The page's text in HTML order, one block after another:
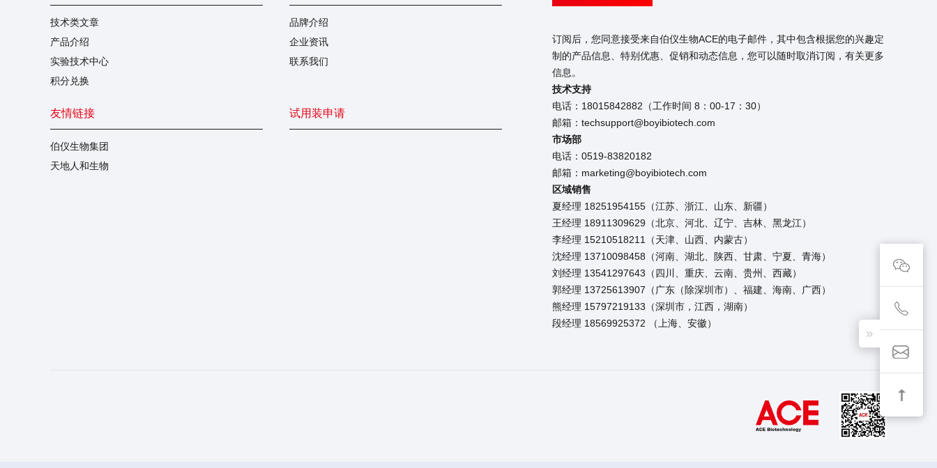
技术类文章
产品介绍
实验技术中心
积分兑换
品牌介绍
企业资讯
联系我们
友情链接
伯仪生物集团
天地人和生物
试用装申请
订阅后，您同意接受来自伯仪生物ACE的电子邮件，其中包含根据您的兴趣定
制的产品信息、特别优惠、促销和动态信息，您可以随时取消订阅，有关更多
信息。
技术支持
电话：18015842882（工作时间 8：00-17：30）
邮箱：techsupport@boyibiotech.com
市场部
电话：0519-83820182
邮箱：marketing@boyibiotech.com
区域销售
夏经理 18251954155（江苏、浙江、山东、新疆）
王经理 18911309629（北京、河北、辽宁、吉林、黑龙江）
李经理 15210518211（天津、山西、内蒙古）
沈经理 13710098458（河南、湖北、陕西、甘肃、宁夏、青海）
刘经理 13541297643（四川、重庆、云南、贵州、西藏）
郭经理 13725613907（广东（除深圳市）、福建、海南、广西）
熊经理 15797219133（深圳市，江西，湖南）
段经理 18569925372 （上海、安徽）